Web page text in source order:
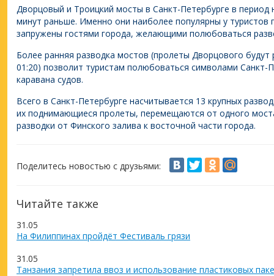
Дворцовый и Троицкий мосты в Санкт-Петербурге в период
минут раньше. Именно они наиболее популярны у
запружены гостями города, желающими полюбоваться
Более ранняя разводка мостов (пролеты Дворцового
01:20) позволит туристам полюбоваться символами Санкт-
каравана судов.
Всего в Санкт-Петербурге насчитывается 13 крупных
их поднимающиеся пролеты, перемещаются от одного
разводки от Финского залива к восточной части города.
Поделитесь новостью с друзьями:
Читайте также
31.05
На Филиппинах пройдёт Фестиваль грязи
31.05
Танзания запретила ввоз и использование пластиковых